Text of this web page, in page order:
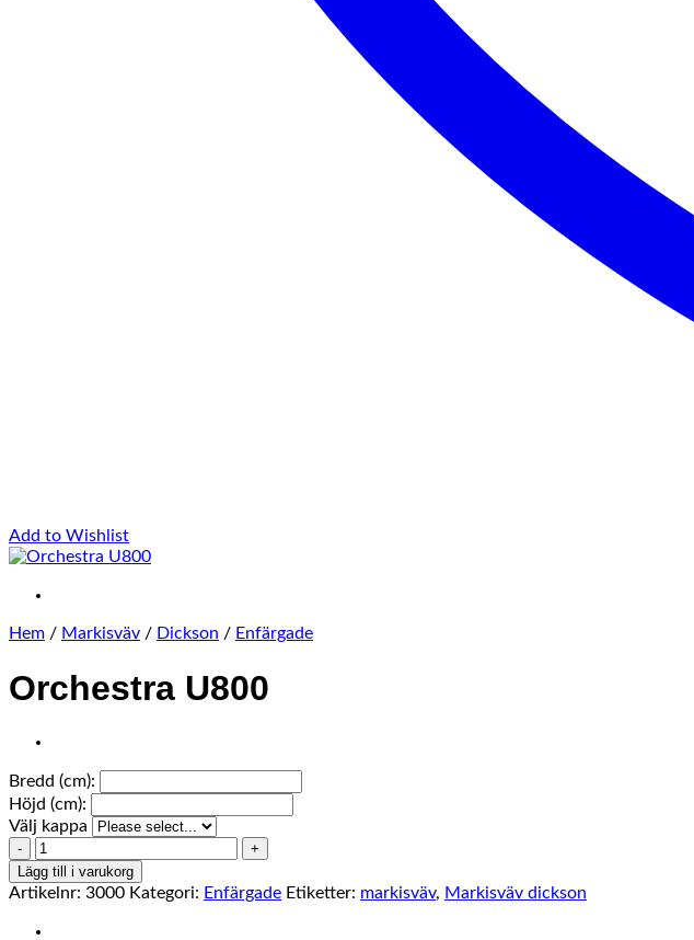
Add to Wishlist
Hem / Markisväv / Dickson / Enfärgade
Orchestra U800
Bredd (cm):
Höjd (cm):
Välj kappa
Orchestra
U800
mängd
Lägg till i varukorg
Artikelnr: 3000 Kategori: Enfärgade Etiketter: markisväv, Markisväv dickson